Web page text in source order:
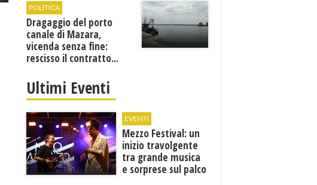
POLITICA
Dragaggio del porto
canale di Mazara,
vicenda senza fine:
rescisso il contratto...
Ultimi Eventi
EVENTI
Mezzo Festival: un
inizio travolgente
tra grande musica
e sorprese sul palco